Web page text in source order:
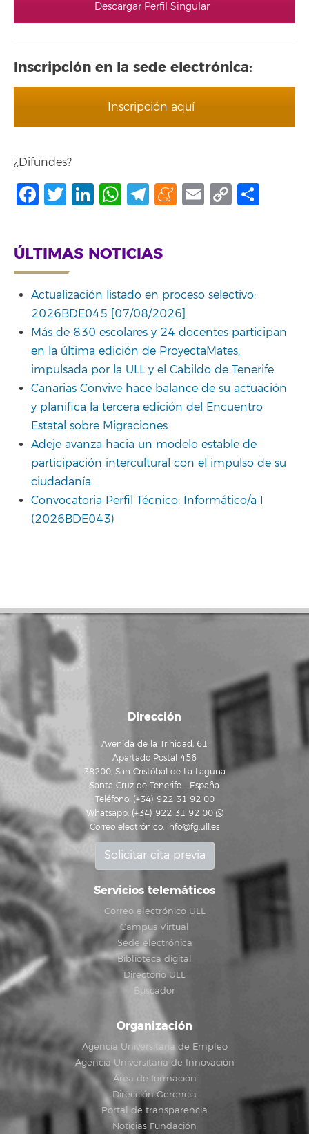
Descargar Perfil Singular
Inscripción en la sede electrónica:
Inscripción aquí
¿Difundes?
Facebook
Twitter
LinkedIn
WhatsApp
Telegram
Meneame
Email
Copy
ÚLTIMAS NOTICIAS
Actualización listado en proceso selectivo:
2026BDE045 [07/08/2026]
Más de 830 escolares y 24 docentes participan
en la última edición de ProyectaMates,
impulsada por la ULL y el Cabildo de Tenerife
Canarias Convive hace balance de su actuación
y planifica la tercera edición del Encuentro
Estatal sobre Migraciones
Adeje avanza hacia un modelo estable de
participación intercultural con el impulso de su
ciudadanía
Convocatoria Perfil Técnico: Informático/a I
(2026BDE043)
Dirección
Avenida de la Trinidad, 61
Apartado Postal 456
38200, San Cristóbal de La Laguna
Santa Cruz de Tenerife - España
Teléfono: (+34) 922 31 92 00
Whatsapp: (+34) 922 31 92 00
Correo electrónico: info@fg.ull.es
Solicitar cita previa
Servicios telemáticos
Correo electrónico ULL
Campus Virtual
Sede electrónica
Biblioteca digital
Directorio ULL
Buscador
Organización
Agencia Universitaria de Empleo
Agencia Universitaria de Innovación
Área de formación
Dirección Gerencia
Portal de transparencia
Noticias Fundación